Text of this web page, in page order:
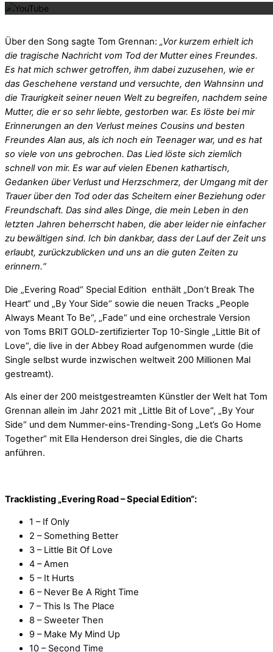
Über den Song sagte Tom Grennan: „Vor kurzem erhielt ich
die tragische Nachricht vom Tod der Mutter eines Freundes.
Es hat mich schwer getroffen, ihm dabei zuzusehen, wie er
das Geschehene verstand und versuchte, den Wahnsinn und
die Traurigkeit seiner neuen Welt zu begreifen, nachdem seine
Mutter, die er so sehr liebte, gestorben war. Es löste bei mir
Erinnerungen an den Verlust meines Cousins und besten
Freundes Alan aus, als ich noch ein Teenager war, und es hat
so viele von uns gebrochen. Das Lied löste sich ziemlich
schnell von mir. Es war auf vielen Ebenen kathartisch,
Gedanken über Verlust und Herzschmerz, der Umgang mit der
Trauer über den Tod oder das Scheitern einer Beziehung oder
Freundschaft. Das sind alles Dinge, die mein Leben in den
letzten Jahren beherrscht haben, die aber leider nie einfacher
zu bewältigen sind. Ich bin dankbar, dass der Lauf der Zeit uns
erlaubt, zurückzublicken und uns an die guten Zeiten zu
erinnern.“
Die „Evering Road“ Special Edition enthält „Don’t Break The
Heart“ und „By Your Side“ sowie die neuen Tracks „People
Always Meant To Be“, „Fade“ und eine orchestrale Version
von Toms BRIT GOLD-zertifizierter Top 10-Single „Little Bit of
Love“, die live in der Abbey Road aufgenommen wurde (die
Single selbst wurde inzwischen weltweit 200 Millionen Mal
gestreamt).
Als einer der 200 meistgestreamten Künstler der Welt hat Tom
Grennan allein im Jahr 2021 mit „Little Bit of Love“, „By Your
Side“ und dem Nummer-eins-Trending-Song „Let’s Go Home
Together“ mit Ella Henderson drei Singles, die die Charts
anführen.
Tracklisting „Evering Road – Special Edition“:
1 – If Only
2 – Something Better
3 – Little Bit Of Love
4 – Amen
5 – It Hurts
6 – Never Be A Right Time
7 – This Is The Place
8 – Sweeter Then
9 – Make My Mind Up
10 – Second Time